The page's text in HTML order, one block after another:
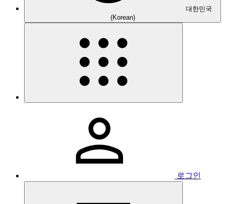
대한민국
(Korean)
로그인